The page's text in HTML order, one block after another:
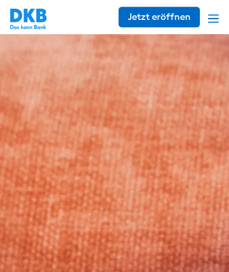
Jetzt eröffnen